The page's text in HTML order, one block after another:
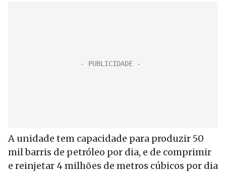
A unidade tem capacidade para produzir 50
mil barris de petróleo por dia, e de comprimir
e reinjetar 4 milhões de metros cúbicos por dia